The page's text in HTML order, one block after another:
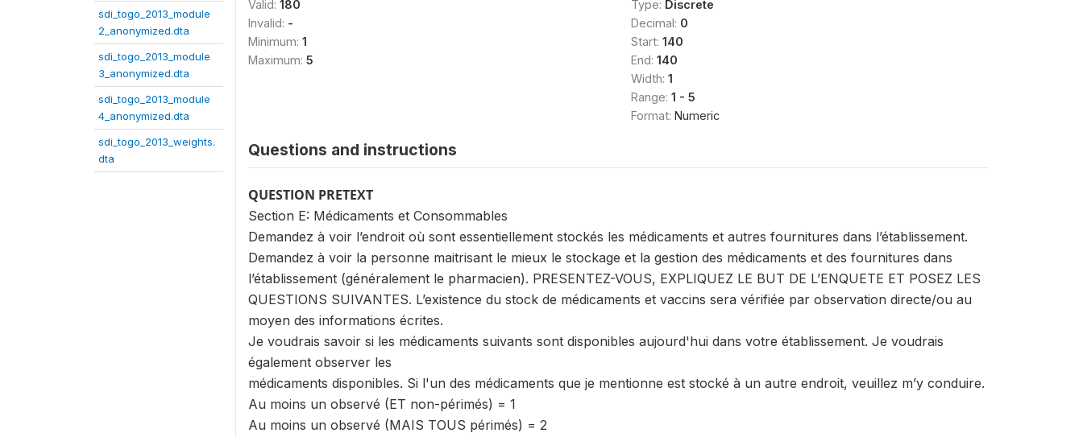
sdi_togo_2013_module
2_anonymized.dta
sdi_togo_2013_module
3_anonymized.dta
sdi_togo_2013_module
4_anonymized.dta
sdi_togo_2013_weights.
dta
Valid: 180
Invalid: -
Minimum: 1
Maximum: 5
Type: Discrete
Decimal: 0
Start: 140
End: 140
Width: 1
Range: 1 - 5
Format: Numeric
Questions and instructions
QUESTION PRETEXT
Section E: Médicaments et Consommables
Demandez à voir l’endroit où sont essentiellement stockés les médicaments et autres fournitures dans l’établissement.
Demandez à voir la personne maitrisant le mieux le stockage et la gestion des médicaments et des fournitures dans
l’établissement (généralement le pharmacien). PRESENTEZ-VOUS, EXPLIQUEZ LE BUT DE L’ENQUETE ET POSEZ LES
QUESTIONS SUIVANTES. L’existence du stock de médicaments et vaccins sera vérifiée par observation directe/ou au
moyen des informations écrites.
Je voudrais savoir si les médicaments suivants sont disponibles aujourd'hui dans votre établissement. Je voudrais
également observer les
médicaments disponibles. Si l'un des médicaments que je mentionne est stocké à un autre endroit, veuillez m’y conduire.
Au moins un observé (ET non-périmés) = 1
Au moins un observé (MAIS TOUS périmés) = 2